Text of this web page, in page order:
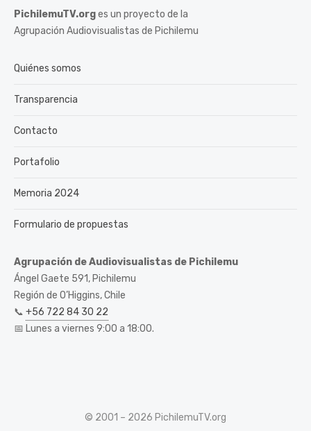
PichilemuTV.orges un proyecto de la
Agrupación Audiovisualistas de Pichilemu
Quiénes somos
Transparencia
Contacto
Portafolio
Memoria 2024
Formulario de propuestas
Agrupación de Audiovisualistas de Pichilemu
Ángel Gaete 591, Pichilemu
Región de O’Higgins, Chile
📞 +56 722 84 30 22
📅 Lunes a viernes 9:00 a 18:00.
© 2001 – 2026 PichilemuTV.org